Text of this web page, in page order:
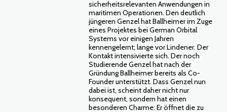
sicherheitsrelevanten Anwendungen in
maritimen Operationen. Den deutlich
jüngeren Genzel hat Ballheimer im Zuge
eines Projektes bei German Orbital
Systems vor einigen Jahren
kennengelernt; lange vor Lindener. Der
Kontakt intensivierte sich. Der noch
Studierende Genzel hat nach der
Gründung Ballheimer bereits als Co-
Founder unterstützt. Dass Genzel nun
dabei ist, scheint daher nicht nur
konsequent, sondern hat einen
besonderen Charme: Er öffnet die zu